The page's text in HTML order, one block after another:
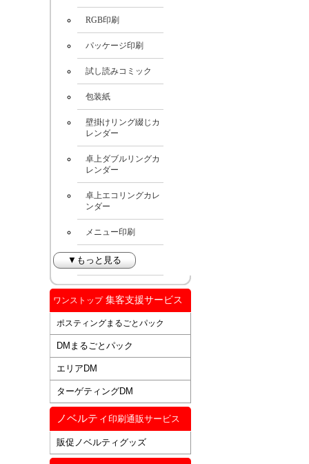
RGB印刷
パッケージ印刷
試し読みコミック
包装紙
壁掛けリング綴じカ
レンダー
卓上ダブルリングカ
レンダー
卓上エコリングカレ
ンダー
メニュー印刷
▼もっと見る
ワンストップ集客支援サービス
ポスティングまるごとパック
DMまるごとパック
エリアDM
ターゲティングDM
ノベルティ 印刷通販サービス
販促ノベルティグッズ